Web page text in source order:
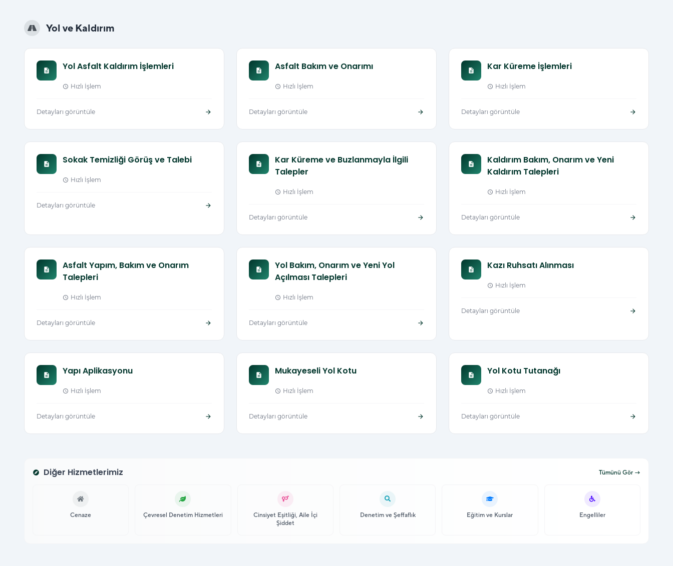
Yol ve Kaldırım
description Yol Asfalt Kaldırım İşlemleri
schedule Hızlı İşlem
Detayları görüntüle arrow_forward
description Asfalt Bakım ve Onarımı
schedule Hızlı İşlem
Detayları görüntüle arrow_forward
description Kar Küreme İşlemleri
schedule Hızlı İşlem
Detayları görüntüle arrow_forward
description Sokak Temizliği Görüş ve Talebi
schedule Hızlı İşlem
Detayları görüntüle arrow_forward
description
Kar Küreme ve Buzlanmayla İlgili
Talepler
schedule Hızlı İşlem
Detayları görüntüle arrow_forward
description
Kaldırım Bakım, Onarım ve Yeni
Kaldırım Talepleri
schedule Hızlı İşlem
Detayları görüntüle arrow_forward
description
Asfalt Yapım, Bakım ve Onarım
Talepleri
schedule Hızlı İşlem
Detayları görüntüle arrow_forward
description
Yol Bakım, Onarım ve Yeni Yol
Açılması Talepleri
schedule Hızlı İşlem
Detayları görüntüle arrow_forward
description Kazı Ruhsatı Alınması
schedule Hızlı İşlem
Detayları görüntüle arrow_forward
description Yapı Aplikasyonu
schedule Hızlı İşlem
Detayları görüntüle arrow_forward
description Mukayeseli Yol Kotu
schedule Hızlı İşlem
Detayları görüntüle arrow_forward
description Yol Kotu Tutanağı
schedule Hızlı İşlem
Detayları görüntüle arrow_forward
explore Diğer Hizmetlerimiz Tümünü Gör →
Cenaze Çevresel Denetim Hizmetleri
Cinsiyet Eşitliği, Aile İçi
Şiddet
Denetim ve Şeffaflık Eğitim ve Kurslar Engelliler